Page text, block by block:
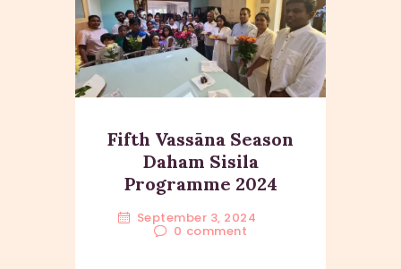
Fifth Vassāna Season
Daham Sisila
Programme 2024
September 3, 2024
0 comment